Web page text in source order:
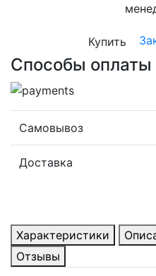
Купить
Способы оплаты
Самовывоз
Доставка
Характеристики
Отзывы